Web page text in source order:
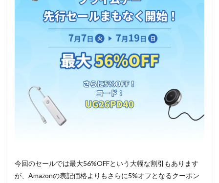
今回のセールでは最大56%OFFという大幅な割引もあります
が、Amazonの表記価格よりもさらに5%オフとなるクーポン